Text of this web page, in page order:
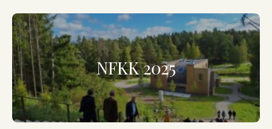
NFKK 2025